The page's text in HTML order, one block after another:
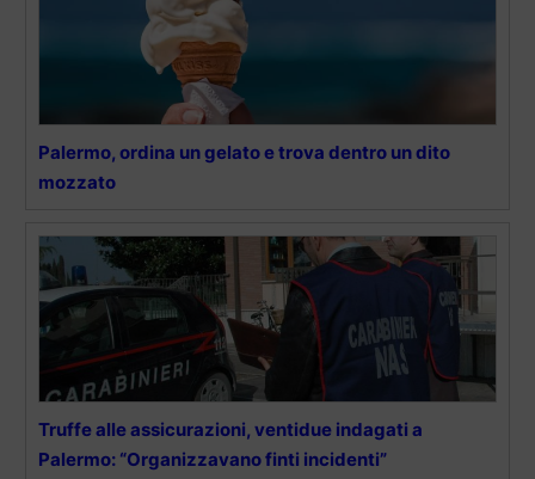
Palermo, ordina un gelato e trova dentro un dito
mozzato
Truffe alle assicurazioni, ventidue indagati a
Palermo: “Organizzavano finti incidenti”